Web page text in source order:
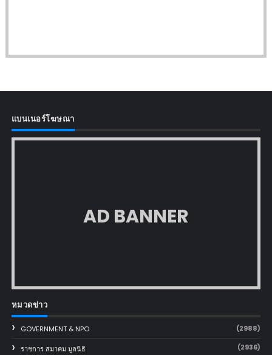
แบนเนอร์โฆษณา
AD BANNER
หมวดข่าว
GOVERNMENT & NPO (2988)
ราชการ สมาคม มูลนิธิ (2936)